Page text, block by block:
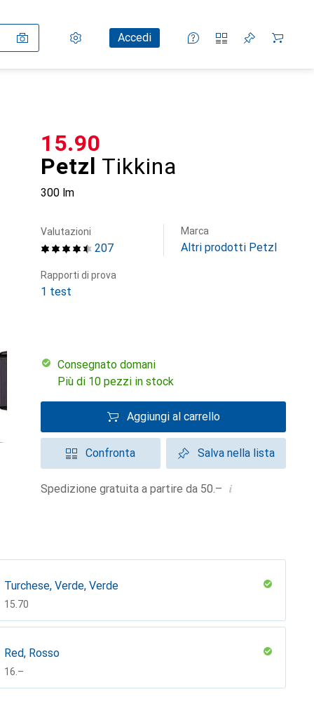
Impostazioni
Conto clienteAccedi
Liste di confronto
Liste dei desideri
Carrello
Petzl Tikkina
300 lm
CHF
15.90
207
Valutazioni Marca
Altri prodotti Petzl
Rapporti di prova
1 test
Consegnato domani
Più di 10 pezzi in stock
Aggiungi al carrello
Confronta Salva nella lista
Spedizione gratuita a partire da 50.– i
Turchese, Verde, Verde
CHF
15.70
Red, Rosso
CHF
16.–